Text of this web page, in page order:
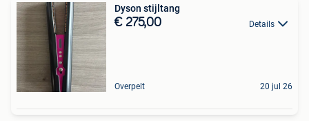
Dyson stijltang
€ 275,00 Details
Overpelt 20 jul 26